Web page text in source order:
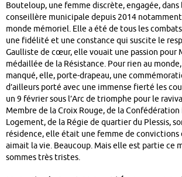
Bouteloup, une femme discrète, engagée,
conseillère municipale depuis 2014
monde mémoriel. Elle a été de tous les
une fidélité et une constance qui suscite le
Gaulliste de cœur, elle vouait une passion pour
médaillée de la Résistance. Pour rien au
manqué, elle, porte-drapeau, une
d’ailleurs porté avec une immense fierté les
un 9 février sous l’Arc de triomphe pour le
Membre de la Croix Rouge, de la
Logement, de la Régie de quartier du Plessis,
résidence, elle était une femme de convictions
aimait la vie. Beaucoup. Mais elle est partie ce
sommes très tristes.